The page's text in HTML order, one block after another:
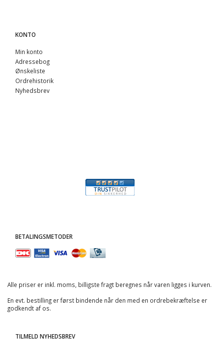
KONTO
Min konto
Adressebog
Ønskeliste
Ordrehistorik
Nyhedsbrev
BETALINGSMETODER
Alle priser er inkl. moms, billigste fragt beregnes når varen ligges i kurven.
En evt. bestilling er først bindende når den med en ordrebekræftelse er
godkendt af os.
TILMELD NYHEDSBREV